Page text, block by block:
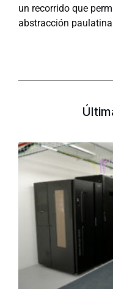
un recorrido que
abstracción